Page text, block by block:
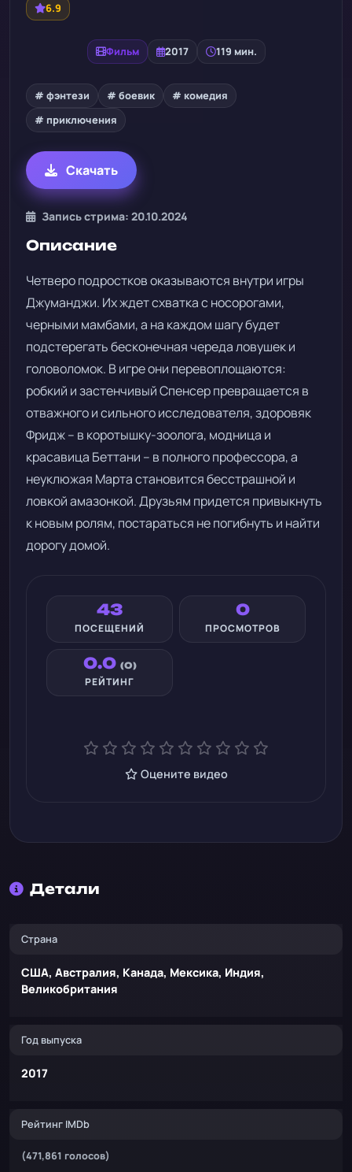
6.9
Фильм 2017 119 мин.
# фэнтези # боевик
# комедия
# приключения
Скачать
Запись стрима: 20.10.2024
Описание
Четверо подростков оказываются внутри игры
Джуманджи. Их ждет схватка с носорогами,
черными мамбами, а на каждом шагу будет
подстерегать бесконечная череда ловушек и
головоломок. В игре они перевоплощаются:
робкий и застенчивый Спенсер превращается в
отважного и сильного исследователя, здоровяк
Фридж – в коротышку-зоолога, модница и
красавица Беттани – в полного профессора, а
неуклюжая Марта становится бесстрашной и
ловкой амазонкой. Друзьям придется привыкнуть
к новым ролям, постараться не погибнуть и найти
дорогу домой.
43
ПОСЕЩЕНИЙ
0
ПРОСМОТРОВ
0.0 (0)
РЕЙТИНГ
Оцените видео
Детали
Страна
США, Австралия, Канада, Мексика, Индия,
Великобритания
Год выпуска
2017
Рейтинг IMDb
(471,861 голосов)